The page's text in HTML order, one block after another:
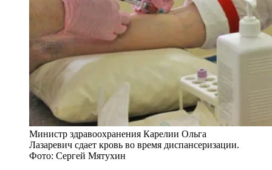
Министр здравоохранения Карелии Ольга
Лазаревич сдает кровь во время диспансеризации.
Фото: Сергей Мятухин